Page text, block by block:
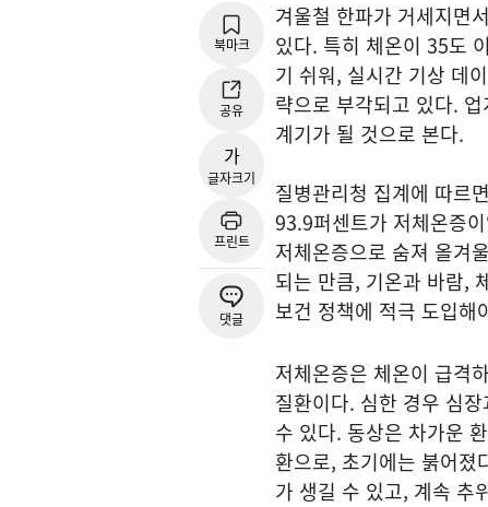
북마크
공유
가
글자크기
프린트
댓글
겨울철 한파가 거세지면
있다. 특히 체온이 35도
기 쉬워, 실시간 기상 데
략으로 부각되고 있다.
계기가 될 것으로 본다.
질병관리청 집계에 따르
93.9퍼센트가 저체온증
저체온증으로 숨져 올겨
되는 만큼, 기온과 바람,
보건 정책에 적극 도입해
저체온증은 체온이 급격
질환이다. 심한 경우 심
수 있다. 동상은 차가운
환으로, 초기에는 붉어졌
가 생길 수 있고, 계속 추